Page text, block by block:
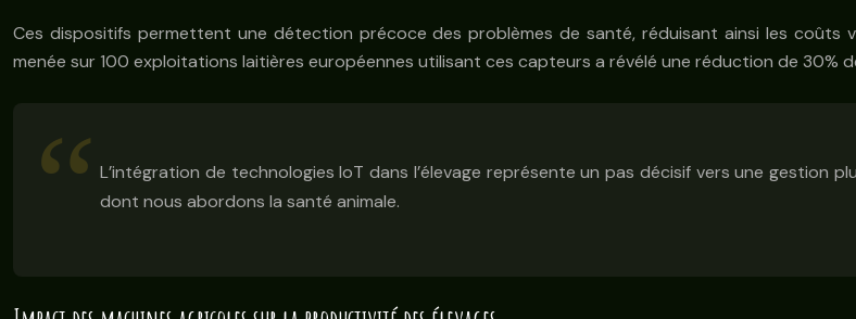
Ces dispositifs permettent une détection précoce des problèmes de santé, réduisant ainsi les
menée sur 100 exploitations laitières européennes utilisant ces capteurs a révélé une réduction de 30%
L’intégration de technologies IoT dans l’élevage représente un pas décisif vers une gestion
dont nous abordons la santé animale.